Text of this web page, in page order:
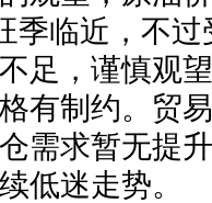
季临近，不
足，谨慎观
有制约。贸
需求暂无提
低迷走势。